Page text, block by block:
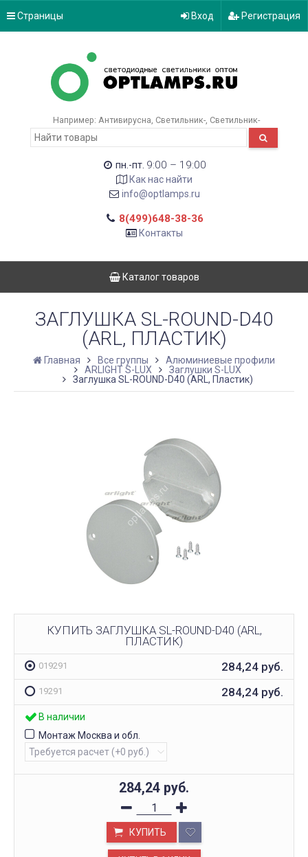
Страницы Вход Регистрация
Например: Антивирусна Светильник- Светильник-
пн.-пт. 9:00 – 19:00
Как нас найти
info@optlamps.ru
8(499)648-38-36
Контакты
Каталог товаров
ЗАГЛУШКА SL-ROUND-D40
(ARL, ПЛАСТИК)
Главная Все группы
Алюминиевые профили
ARLIGHT S-LUX
Заглушки S-LUX
Заглушка SL-ROUND-D40 (ARL, Пластик)
КУПИТЬ ЗАГЛУШКА SL-ROUND-D40 (ARL,
ПЛАСТИК)
019291 284,24 руб.
19291 284,24 руб.
В наличии
Монтаж Москва и обл.
284,24 руб.
КУПИТЬ